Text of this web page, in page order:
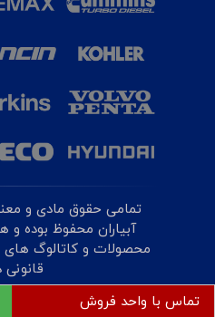
تمامی حقوق مادی و
آبیاران محفوظ بوده و
محصولات و کاتالوگ های
قانونی
تماس با واحد فروش